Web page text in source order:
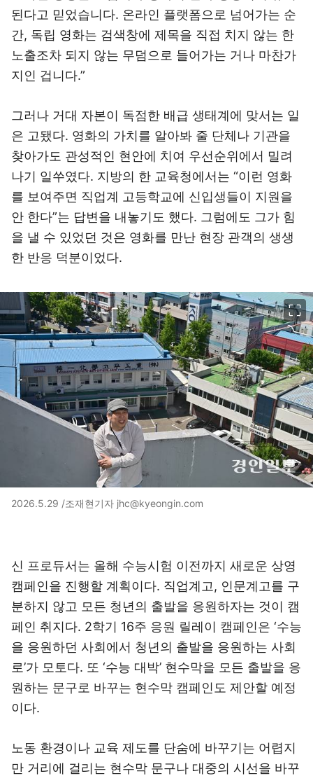
된다고 믿었습니다. 온라인 플랫폼으로 넘어가는 순
간, 독립 영화는 검색창에 제목을 직접 치지 않는 한
노출조차 되지 않는 무덤으로 들어가는 거나 마찬가
지인 겁니다.”
그러나 거대 자본이 독점한 배급 생태계에 맞서는 일
은 고됐다. 영화의 가치를 알아봐 줄 단체나 기관을
찾아가도 관성적인 현안에 치여 우선순위에서 밀려
나기 일쑤였다. 지방의 한 교육청에서는 “이런 영화
를 보여주면 직업계 고등학교에 신입생들이 지원을
안 한다”는 답변을 내놓기도 했다. 그럼에도 그가 힘
을 낼 수 있었던 것은 영화를 만난 현장 관객의 생생
한 반응 덕분이었다.
2026.5.29 /조재현기자 jhc@kyeongin.com
신 프로듀서는 올해 수능시험 이전까지 새로운 상영
캠페인을 진행할 계획이다. 직업계고, 인문계고를 구
분하지 않고 모든 청년의 출발을 응원하자는 것이 캠
페인 취지다. 2학기 16주 응원 릴레이 캠페인은 ‘수능
을 응원하던 사회에서 청년의 출발을 응원하는 사회
로’가 모토다. 또 ‘수능 대박’ 현수막을 모든 출발을 응
원하는 문구로 바꾸는 현수막 캠페인도 제안할 예정
이다.
노동 환경이나 교육 제도를 단숨에 바꾸기는 어렵지
만 거리에 걸리는 현수막 문구나 대중의 시선을 바꾸